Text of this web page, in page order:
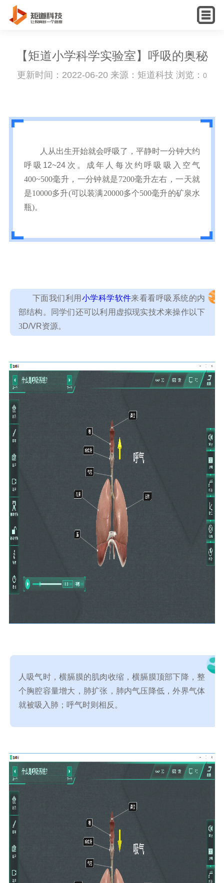
English
【矩道小学科学实验室】呼吸的奥秘
更新时间：2022-06-20 来源：矩道科技 浏览： 0
人从出生开始就会呼吸了，平静时一分钟大约
呼吸 12~24 次。成年人每次约呼吸吸入空气
400~500毫升，一分钟就是7200毫升左右，一天就
是10000多升(可以装满20000多个500毫升的矿泉水
瓶)。
下面我们利用 小学科学软件来看看呼吸系统的内
部结构。同学们还可以利用 虚拟现实技术来操作以下
3D/VR资源。
人吸气时，横膈膜的肌肉收缩，横膈膜顶部下降，整
个胸腔容量增大，肺扩张，肺内气压降低，外界气体
就被吸入肺；呼气时则相反 。